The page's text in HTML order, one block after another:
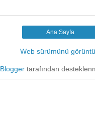
Ana Sayfa
Web sürümünü
Bloggertarafından